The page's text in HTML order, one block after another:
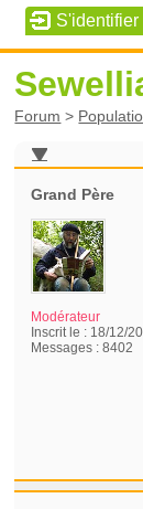
Forum >
Grand Père
Modérateur
Inscrit le : 18/12/
Messages :8402